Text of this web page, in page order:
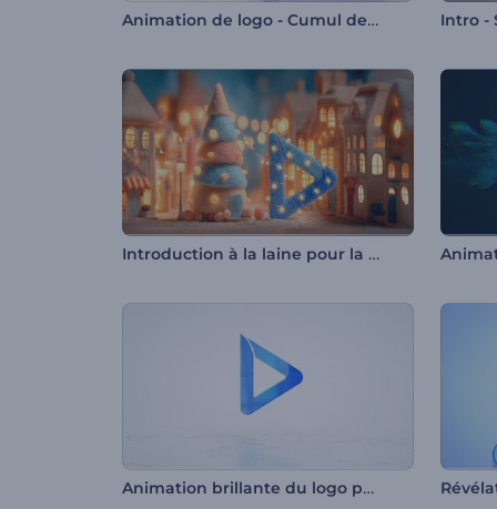
Animation de logo - Cumul de nuages Intro -
Introduction à la laine pour la veille de Noël
Animation brillante du logo pour entreprises